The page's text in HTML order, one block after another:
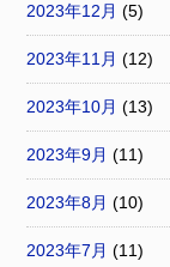
2023年12月 (5)
2023年11月 (12)
2023年10月 (13)
2023年9月 (11)
2023年8月 (10)
2023年7月 (11)